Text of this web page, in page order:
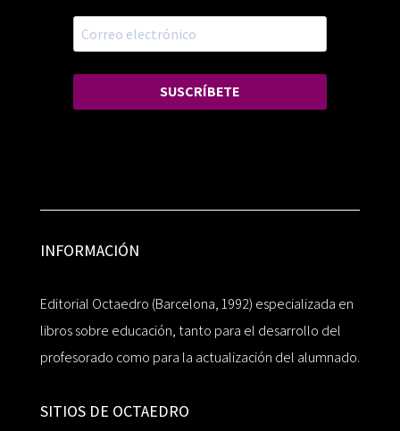
SUSCRÍBETE
INFORMACIÓN
Editorial Octaedro (Barcelona, 1992) especializada en
libros sobre educación, tanto para el desarrollo del
profesorado como para la actualización del alumnado.
SITIOS DE OCTAEDRO